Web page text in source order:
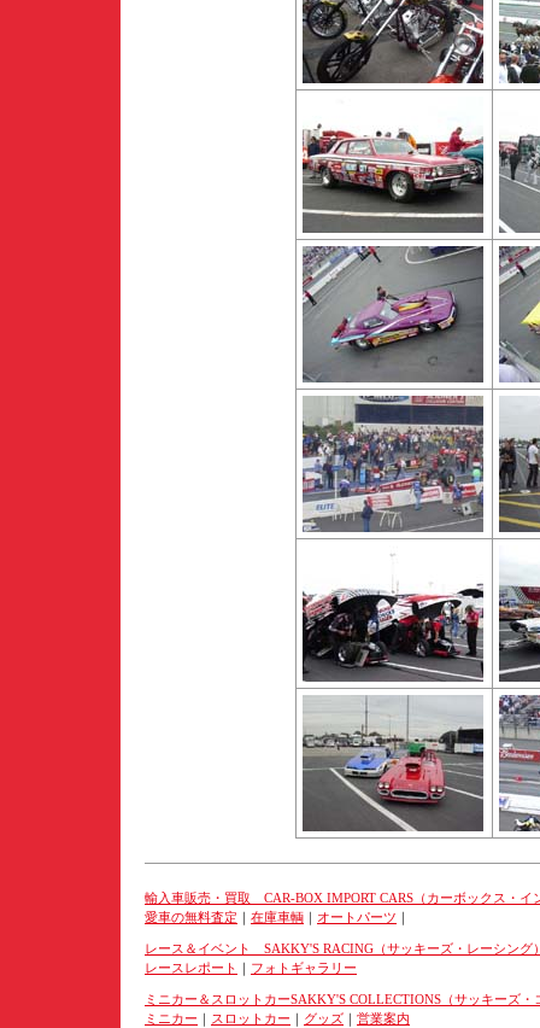
輸入車販売・買取 CAR-BOX IMPORT CARS（カーボックス・イ
愛車の無料査定 ｜ 在庫車輌 ｜ オートパーツ ｜
レース＆イベント SAKKY'S RACING（サッキーズ・レーシング
レースレポート ｜ フォトギャラリー
ミニカー＆スロットカーSAKKY'S COLLECTIONS（サッキーズ・
ミニカー ｜ スロットカー ｜ グッズ ｜ 営業案内